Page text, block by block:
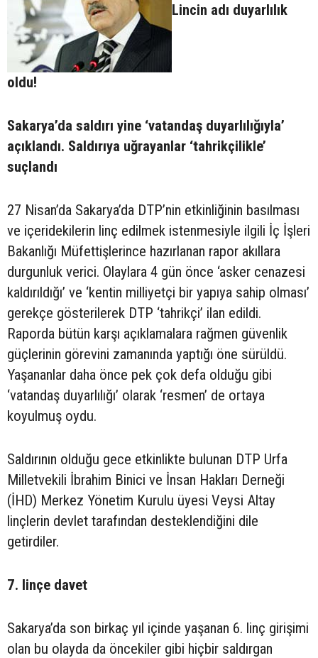
Lincin adı duyarlılık
oldu!
Sakarya’da saldırı yine ‘vatandaş duyarlılığıyla’
açıklandı. Saldırıya uğrayanlar ‘tahrikçilikle’
suçlandı
27 Nisan’da Sakarya’da DTP’nin etkinliğinin basılması
ve içeridekilerin linç edilmek istenmesiyle ilgili İç İşleri
Bakanlığı Müfettişlerince hazırlanan rapor akıllara
durgunluk verici. Olaylara 4 gün önce ‘asker cenazesi
kaldırıldığı’ ve ‘kentin milliyetçi bir yapıya sahip olması’
gerekçe gösterilerek DTP ‘tahrikçi’ ilan edildi.
Raporda bütün karşı açıklamalara rağmen güvenlik
güçlerinin görevini zamanında yaptığı öne sürüldü.
Yaşananlar daha önce pek çok defa olduğu gibi
‘vatandaş duyarlılığı’ olarak ‘resmen’ de ortaya
koyulmuş oydu.
Saldırının olduğu gece etkinlikte bulunan DTP Urfa
Milletvekili İbrahim Binici ve İnsan Hakları Derneği
(İHD) Merkez Yönetim Kurulu üyesi Veysi Altay
linçlerin devlet tarafından desteklendiğini dile
getirdiler.
7. linçe davet
Sakarya’da son birkaç yıl içinde yaşanan 6. linç girişimi
olan bu olayda da öncekiler gibi hiçbir saldırgan